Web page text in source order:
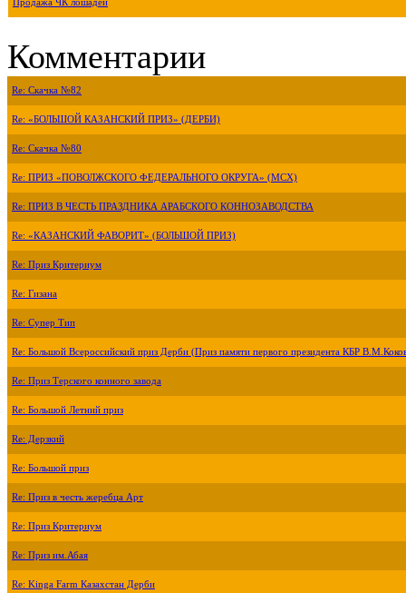
Продажа ЧК лошадей
Комментарии
Re: Скачка №82
Re: «БОЛЬШОЙ КАЗАНСКИЙ ПРИЗ» (ДЕРБИ)
Re: Скачка №80
Re: ПРИЗ «ПОВОЛЖСКОГО ФЕДЕРАЛЬНОГО ОКРУГА» (МСХ)
Re: ПРИЗ В ЧЕСТЬ ПРАЗДНИКА АРАБСКОГО КОННОЗАВОДСТВА
Re: «КАЗАНСКИЙ ФАВОРИТ» (БОЛЬШОЙ ПРИЗ)
Re: Приз Критериум
Re: Гизана
Re: Супер Тип
Re: Большой Всероссийский приз Дерби (Приз памяти первого президента КБР
Re: Приз Терского конного завода
Re: Большой Летний приз
Re: Дерзкий
Re: Большой приз
Re: Приз в честь жеребца Арт
Re: Приз Критериум
Re: Приз им.Абая
Re: Kinga Farm Казахстан Дерби